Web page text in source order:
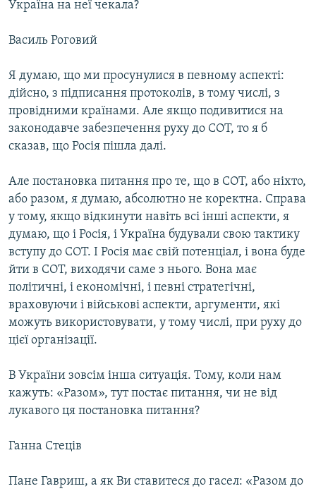
Україна на неї чекала?
Василь Роговий
Я думаю, що ми просунулися в певному аспекті:
дійсно, з підписання протоколів, в тому числі, з
провідними країнами. Але якщо подивитися на
законодавче забезпечення руху до СОТ, то я б
сказав, що Росія пішла далі.
Але постановка питання про те, що в СОТ, або ніхто,
або разом, я думаю, абсолютно не коректна. Справа
у тому, якщо відкинути навіть всі інші аспекти, я
думаю, що і Росія, і Україна будували свою тактику
вступу до СОТ. І Росія має свій потенціал, і вона буде
йти в СОТ, виходячи саме з нього. Вона має
політичні, і економічні, і певні стратегічні,
враховуючи і військові аспекти, аргументи, які
можуть використовувати, у тому числі, при руху до
цієї організації.
В України зовсім інша ситуація. Тому, коли нам
кажуть: «Разом», тут постає питання, чи не від
лукавого ця постановка питання?
Ганна Стеців
Пане Гавриш, а як Ви ставитеся до гасел: «Разом до